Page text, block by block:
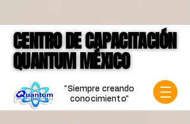
CENTRO DE CAPACITACIÓN
QUANTUM MÉXICO
CENTRO DE CAPACITACIÓN
QUANTUM MÉXICO
"Siempre creando
conocimiento"